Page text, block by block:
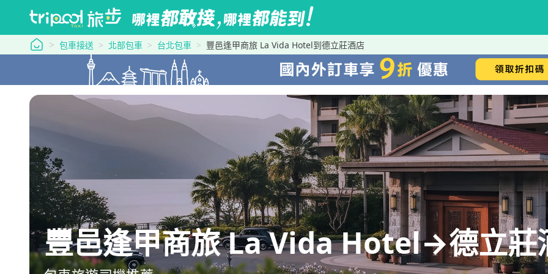
tripool 旅步
包車接送 北部包車 台北包車 豐邑逢甲商旅 La Vida Hotel到德立莊酒店
豐邑逢甲商旅 La Vida Hotel→德立莊